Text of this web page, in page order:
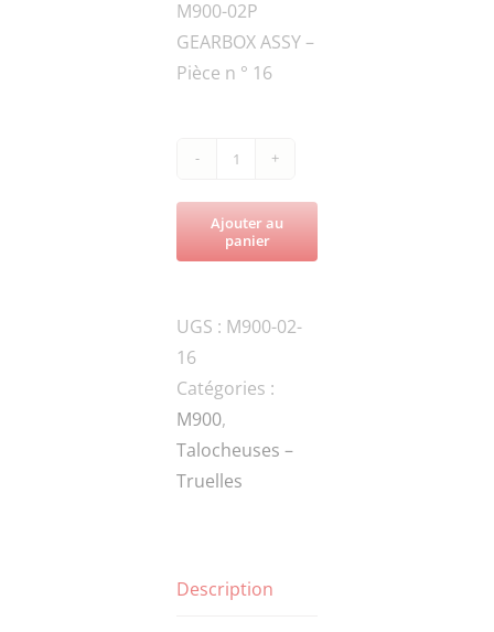
M900-02P
GEARBOX ASSY –
Pièce n ° 16
quantité
de
M900-
FN.W6-
1WASHER
Ajouter au
panier
UGS : M900-02-
16
Catégories :
M900,
Talocheuses –
Truelles
Description